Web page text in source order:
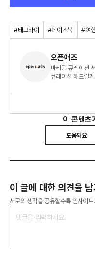
#태그바이 #페이스북 #여
오픈애즈
마케팅 큐레이션
큐레이션 해드릴
이 콘텐츠
도움돼요
이 글에 대한 의견을
서로의 생각을 공유할수록 인사이